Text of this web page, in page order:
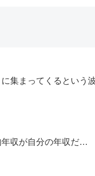
集まってくるという
年収が自分の年収だ…